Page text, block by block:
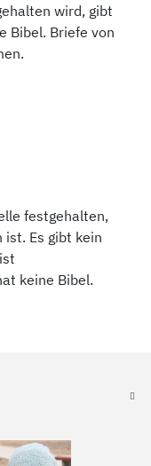
wird, gibt
Bibel. Briefe von
festgehalten,
ist. Es gibt kein
keine Bibel.